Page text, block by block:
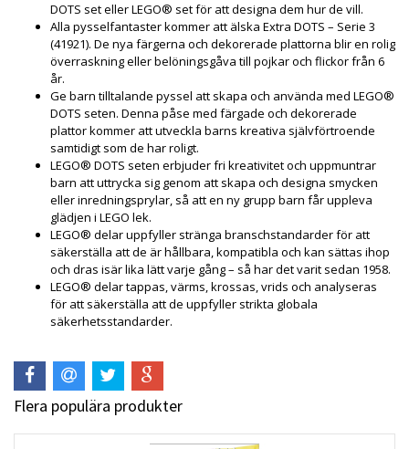
DOTS set eller LEGO® set för att designa dem hur de vill.
Alla pysselfantaster kommer att älska Extra DOTS – Serie 3
(41921). De nya färgerna och dekorerade plattorna blir en rolig
överraskning eller belöningsgåva till pojkar och flickor från 6
år.
Ge barn tilltalande pyssel att skapa och använda med LEGO®
DOTS seten. Denna påse med färgade och dekorerade
plattor kommer att utveckla barns kreativa självförtroende
samtidigt som de har roligt.
LEGO® DOTS seten erbjuder fri kreativitet och uppmuntrar
barn att uttrycka sig genom att skapa och designa smycken
eller inredningsprylar, så att en ny grupp barn får uppleva
glädjen i LEGO lek.
LEGO® delar uppfyller stränga branschstandarder för att
säkerställa att de är hållbara, kompatibla och kan sättas ihop
och dras isär lika lätt varje gång – så har det varit sedan 1958.
LEGO® delar tappas, värms, krossas, vrids och analyseras
för att säkerställa att de uppfyller strikta globala
säkerhetsstandarder.
Flera populära produkter